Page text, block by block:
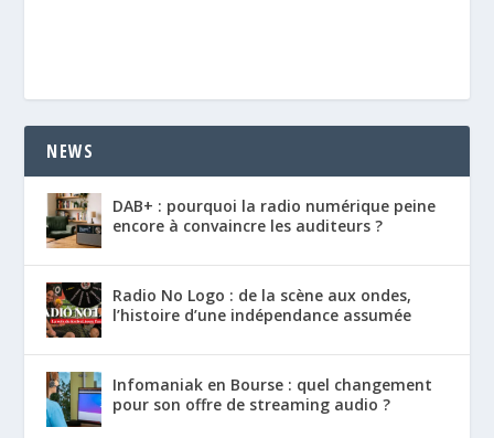
NEWS
DAB+ : pourquoi la radio numérique peine
encore à convaincre les auditeurs ?
Radio No Logo : de la scène aux ondes,
l’histoire d’une indépendance assumée
Infomaniak en Bourse : quel changement
pour son offre de streaming audio ?